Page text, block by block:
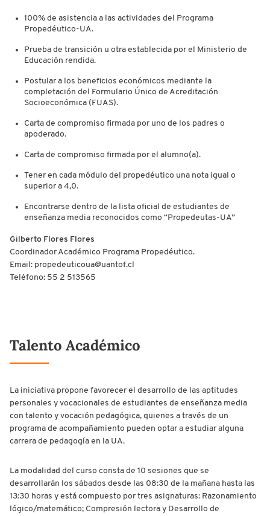
100% de asistencia a las actividades del Programa
Propedéutico-UA.
Prueba de transición u otra establecida por el Ministerio de
Educación rendida.
Postular a los beneficios económicos mediante la
completación del Formulario Único de Acreditación
Socioeconómica (FUAS).
Carta de compromiso firmada por uno de los padres o
apoderado.
Carta de compromiso firmada por el alumno(a).
Tener en cada módulo del propedéutico una nota igual o
superior a 4,0.
Encontrarse dentro de la lista oficial de estudiantes de
enseñanza media reconocidos como “Propedeutas-UA”
Gilberto Flores Flores
Coordinador Académico Programa Propedéutico.
Email: propedeuticoua@uantof.cl
Teléfono: 55 2 513565
Talento Académico
La iniciativa propone favorecer el desarrollo de las aptitudes
personales y vocacionales de estudiantes de enseñanza media
con talento y vocación pedagógica, quienes a través de un
programa de acompañamiento pueden optar a estudiar alguna
carrera de pedagogía en la UA.
La modalidad del curso consta de 10 sesiones que se
desarrollarán los sábados desde las 08:30 de la mañana hasta las
13:30 horas y está compuesto por tres asignaturas: Razonamiento
lógico/matemático; Compresión lectora y Desarrollo de